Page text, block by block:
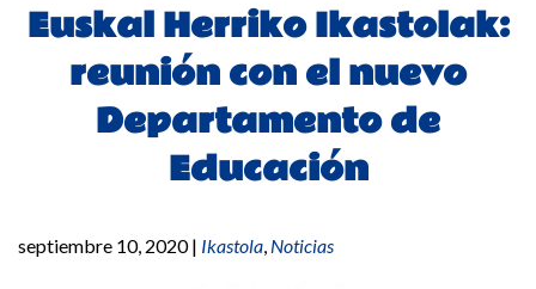
Euskal Herriko Ikastolak:
reunión con el nuevo
Departamento de
Educación
septiembre 10, 2020| Ikastola, Noticias